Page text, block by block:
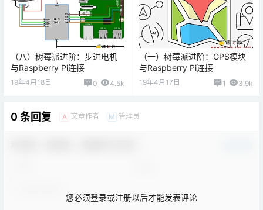
（八）树莓派进阶：步进电机
与Raspberry Pi连接
19年4月18日 0 4.5k
（一）树莓派进阶：GPS模块
与Raspberry Pi连接
19年4月17日 1 3.9k
0 条回复 A 文章作者 M 管理员
您必须登录或注册以后才能发表评论